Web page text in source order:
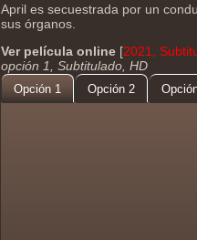
April es secuestrada por un
sus órganos.
Ver película online [2021,
opción 1, Subtitulado, HD
Opción 1 Opción 2